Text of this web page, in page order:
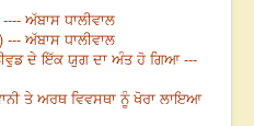
ਅੱਬਾਸ ਧਾਲੀਵਾਲ
--- ਅੱਬਾਸ ਧਾਲੀਵਾਲ
ਦੇ ਇੱਕ ਯੁਗ ਦਾ ਅੰਤ ਹੋ ਗਿਆ ---
ਤੇ ਅਰਥ ਵਿਵਸਥਾ ਨੂੰ ਖੋਰਾ ਲਾਇਆ